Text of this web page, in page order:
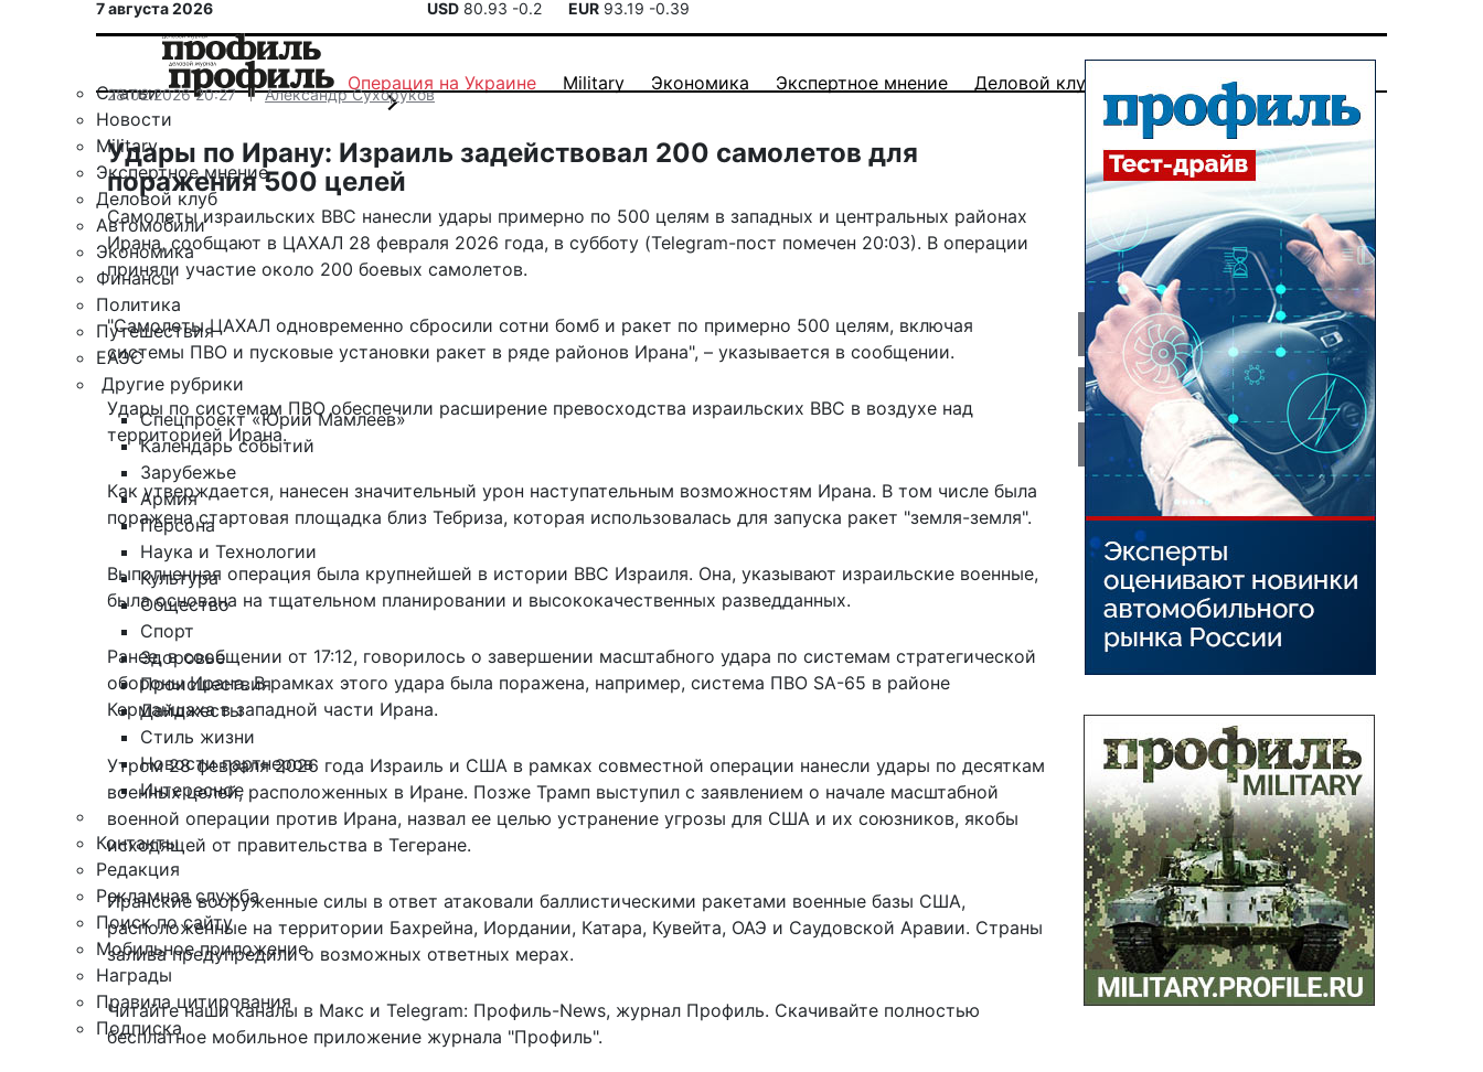
7 августа 2026 USD 80.93 -0.2 EUR 93.19 -0.39
Статьи
Новости
Military
Экспертное мнение
Деловой клуб
Автомобили
Экономика
Финансы
Политика
Путешествия
ЕАЭС
Другие рубрики
Спецпроект «Юрий Мамлеев»
Календарь событий
Зарубежье
Армия
Персона
Наука и Технологии
Культура
Общество
Спорт
Здоровье
Происшествия
Дайджесты
Стиль жизни
Новости партнеров
Интересное
Контакты
Редакция
Рекламная служба
Поиск по сайту
Мобильное приложение
Награды
Правила цитирования
Подписка
Операция на Украине Military Экономика Экспертное мнение Деловой клуб
28.02.2026 20:27 Александр Сухоруков
Удары по Ирану: Израиль задействовал 200 самолетов для
поражения 500 целей
Самолеты израильских ВВС нанесли удары примерно по 500 целям в западных и центральных районах
Ирана,сообщают в ЦАХАЛ 28 февраля 2026 года, в субботу (Telegram-пост помечен 20:03). В операции
приняли участие около 200 боевых самолетов.
"Самолеты ЦАХАЛ одновременно сбросили сотни бомб и ракет по примерно 500 целям, включая
системы ПВО и пусковые установки ракет в ряде районов Ирана", – указывается в сообщении.
Удары по системам ПВО обеспечили расширение превосходства израильских ВВС в воздухе над
территорией Ирана.
Как утверждается, нанесен значительный урон наступательным возможностям Ирана. В том числе была
поражена стартовая площадка близ Тебриза, которая использовалась для запуска ракет "земля-земля".
Выполненная операция была крупнейшей в истории ВВС Израиля. Она, указывают израильские военные,
была основана на тщательном планировании и высококачественных разведданных.
Ранее, в сообщении от 17:12, говорилось о завершении масштабного удара по системам стратегической
обороны Ирана. В рамках этого удара была поражена, например, система ПВО SA-65 в районе
Керманшаха в западной части Ирана.
Утром 28 февраля 2026 года Израиль и США в рамках совместной операции нанесли удары по десяткам
военных целей, расположенных в Иране. Позже Трамп выступил с заявлением о начале масштабной
военной операции против Ирана, назвал ее целью устранение угрозы для США и их союзников, якобы
исходящей от правительства в Тегеране.
Иранские вооруженные силы в ответ атаковали баллистическими ракетами военные базы США,
расположенные на территории Бахрейна, Иордании, Катара, Кувейта, ОАЭ и Саудовской Аравии. Страны
залива предупредили о возможных ответных мерах.
Читайте наши каналы в Макс и Telegram: Профиль-News, журнал Профиль. Скачивайте полностью
бесплатное мобильное приложение журнала "Профиль".